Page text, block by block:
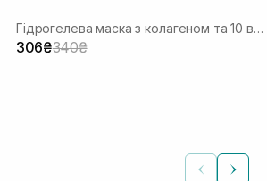
Гідрогелева маска з колагеном та 10 видами гіалуронової кислоти
306₴340₴